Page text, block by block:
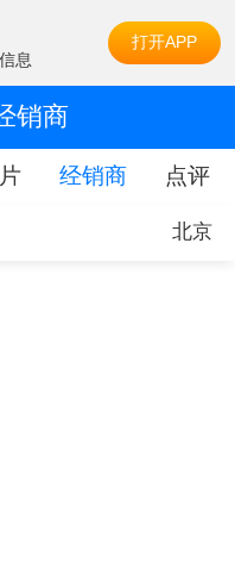
息
打开APP
销商
经销商 点评
北京